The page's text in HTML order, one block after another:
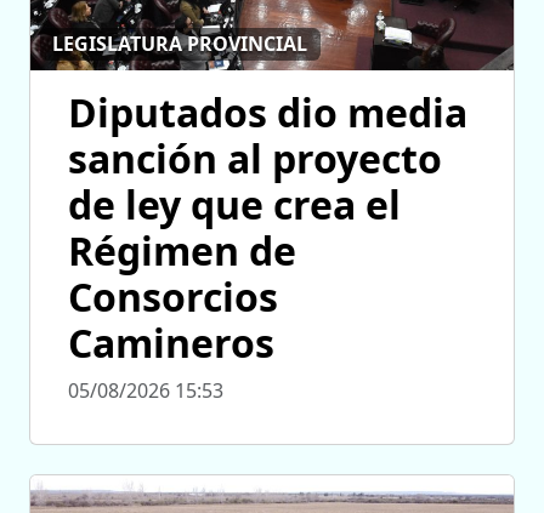
LEGISLATURA PROVINCIAL
Diputados dio media
sanción al proyecto
de ley que crea el
Régimen de
Consorcios
Camineros
05/08/2026 15:53